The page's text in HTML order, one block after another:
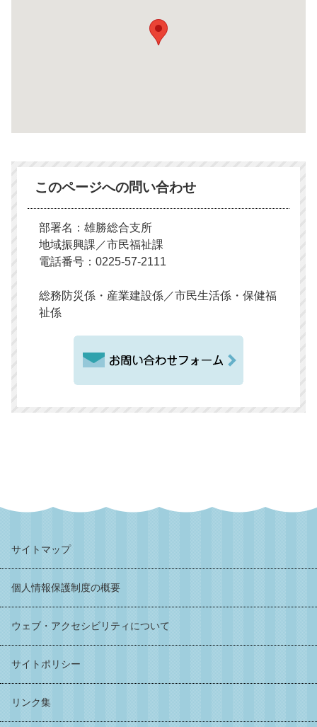
このページへの問い合わせ
部署名：雄勝総合支所
地域振興課／市民福祉課
電話番号：0225-57-2111
総務防災係・産業建設係／市民生活係・保健福
祉係
サイトマップ
個人情報保護制度の概要
ウェブ・アクセシビリティについて
サイトポリシー
リンク集